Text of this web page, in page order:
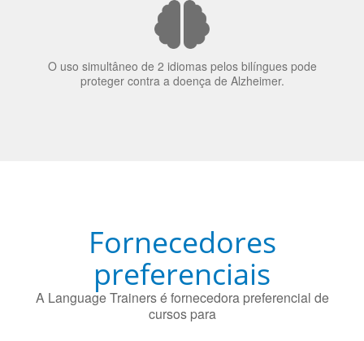
70% dos recrutadores de emprego consideram o
bilinguismo uma qualidade extremamente impressionante
nos candidatos a emprego.
Fornecedores